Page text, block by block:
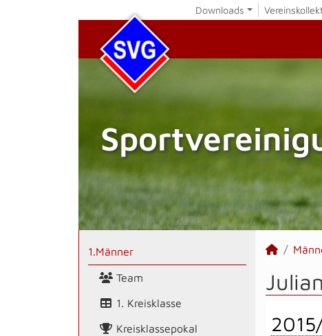
Downloads
1.Männer
Team
1. Kreisklasse
Kreisklassepokal